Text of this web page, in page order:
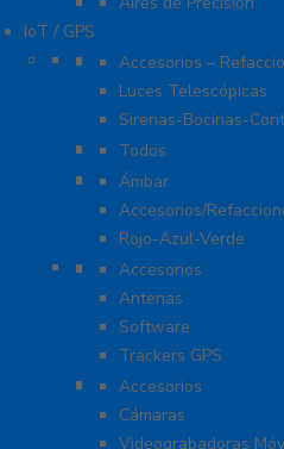
IoT / GPS
Accesorios para
Accesorios –
Luces Telescópicas
Sirenas-Bocinas-
Barras para Interior
Todos
Estrobos/Giratorias
Ámbar
Accesorios/
Rojo-Azul-Verde
IoT, GPS y
Accesorios
Antenas
Software
Trackers GPS
Videograbadoras
Accesorios
Cámaras
Videograbadoras